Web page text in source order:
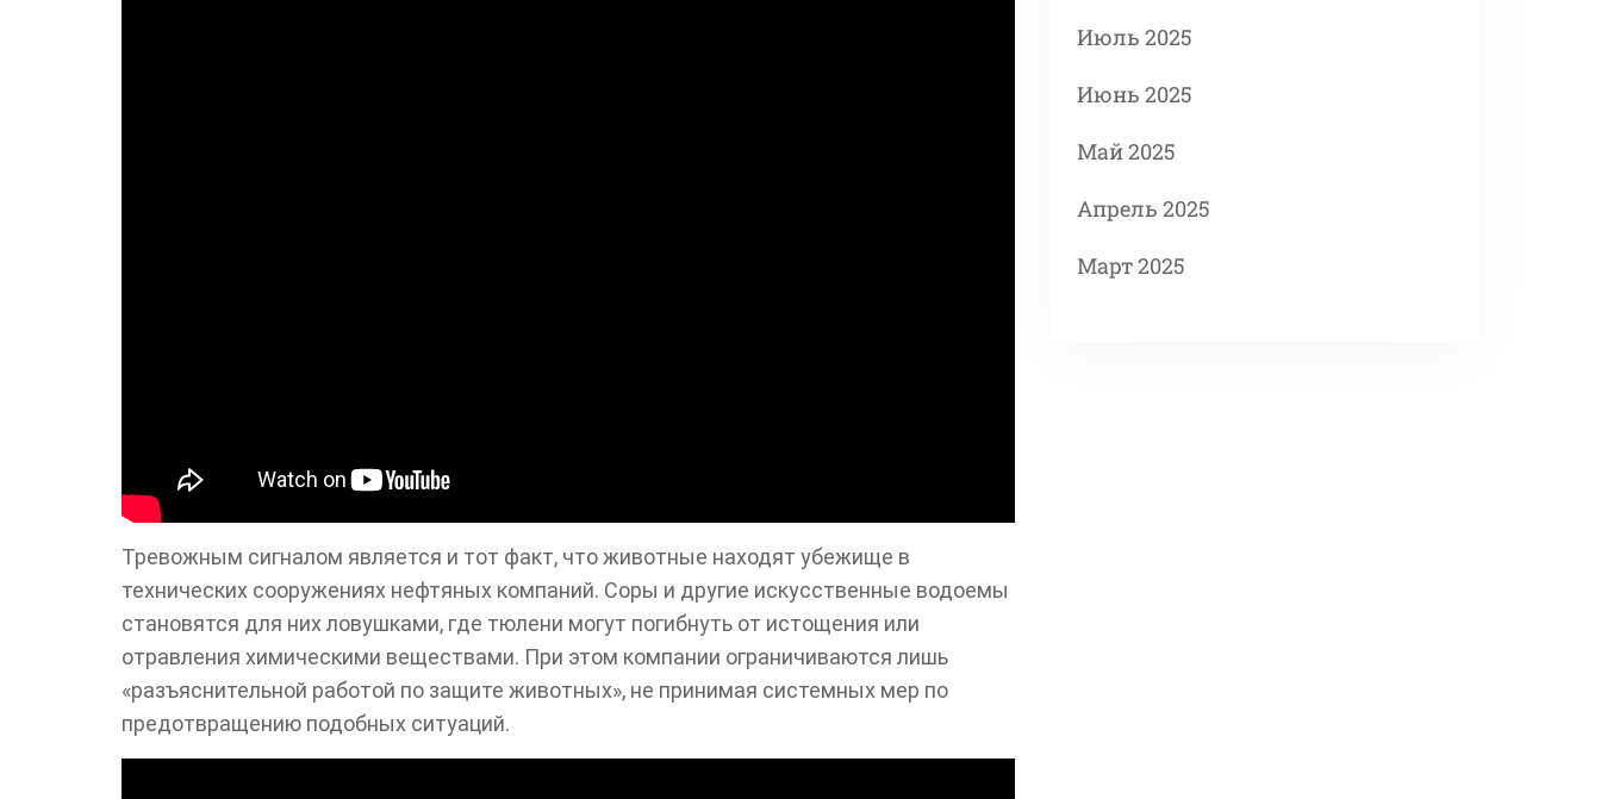
Тревожным сигналом является и тот факт, что животные находят убежище в
технических сооружениях нефтяных компаний. Соры и другие искусственные водоемы
становятся для них ловушками, где тюлени могут погибнуть от истощения или
отравления химическими веществами. При этом компании ограничиваются лишь
«разъяснительной работой по защите животных», не принимая системных мер по
предотвращению подобных ситуаций.
Июль 2025
Июнь 2025
Май 2025
Апрель 2025
Март 2025